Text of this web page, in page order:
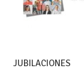
JUBILACIONES